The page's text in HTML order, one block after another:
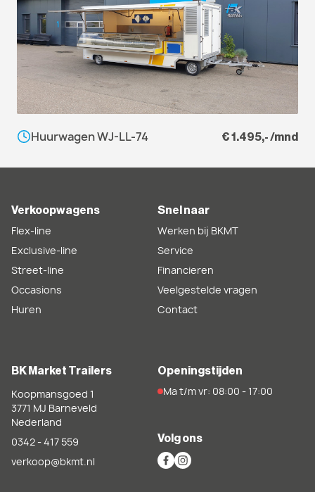
Huurwagen WJ-LL-74 € 1.495,- /mnd
BK Market Trailers
Koopmansgoed 1
3771 MJ Barneveld
Nederland
0342 - 417 559
verkoop@bkmt.nl
Verkoopwagens
Flex-line
Exclusive-line
Street-line
Occasions
Huren
Snel naar
Werken bij BKMT
Service
Financieren
Veelgestelde vragen
Contact
Openingstijden
Ma t/m vr: 08:00 - 17:00
Volg ons